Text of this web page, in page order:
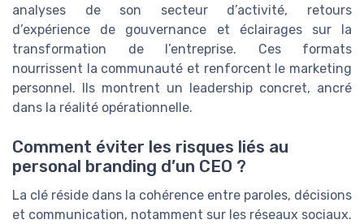
analyses de son secteur d’activité, retours
d’expérience de gouvernance et éclairages sur la
transformation de l’entreprise. Ces formats
nourrissent la communauté et renforcent le marketing
personnel. Ils montrent un leadership concret, ancré
dans la réalité opérationnelle.
Comment éviter les risques liés au
personal branding d’un CEO ?
La clé réside dans la cohérence entre paroles, décisions
et communication, notamment sur les réseaux sociaux.